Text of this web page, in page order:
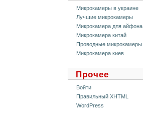
Микрокамеры в украине
Лучшие микрокамеры
Микрокамера для айфона
Микрокамера китай
Проводные микрокамеры
Микрокамера киев
Прочее
Войти
Правильный XHTML
WordPress